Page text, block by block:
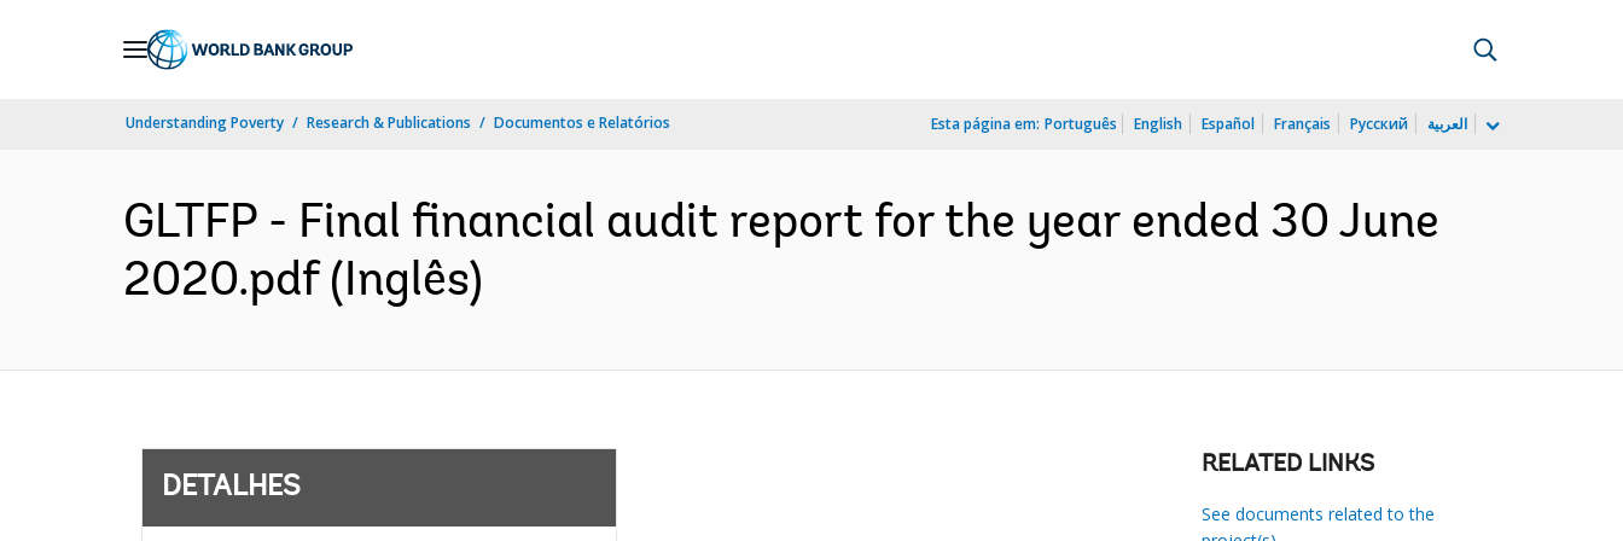
Understanding Poverty Research & Publications Documentos e Relatórios Esta página em: Português English Español Français Русский العربية
GLTFP - Final financial audit report for the year ended 30 June
2020.pdf (Inglês)
DETALHES
RELATED LINKS
See documents related to the